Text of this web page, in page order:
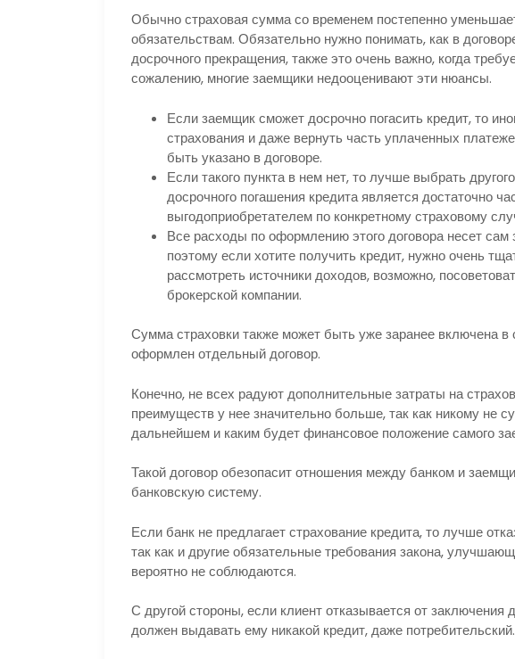
Обычно страховая сумма со временем постепенно
обязательствам. Обязательно нужно понимать, как в
досрочного прекращения, также это очень важно, когда
сожалению, многие заемщики недооценивают эти нюансы.
Если заемщик сможет досрочно погасить кредит, то
страхования и даже вернуть часть уплаченных
быть указано в договоре.
Если такого пункта в нем нет, то лучше выбрать
досрочного погашения кредита является достаточно
выгодоприобретателем по конкретному страховому
Все расходы по оформлению этого договора несет
поэтому если хотите получить кредит, нужно очень
рассмотреть источники доходов, возможно,
брокерской компании.
Сумма страховки также может быть уже заранее включена
оформлен отдельный договор.
Конечно, не всех радуют дополнительные затраты на
преимуществ у нее значительно больше, так как никому не
дальнейшем и каким будет финансовое положение самого
Такой договор обезопасит отношения между банком и
банковскую систему.
Если банк не предлагает страхование кредита, то лучше
так как и другие обязательные требования закона,
вероятно не соблюдаются.
С другой стороны, если клиент отказывается от заключения
должен выдавать ему никакой кредит, даже потребительский.